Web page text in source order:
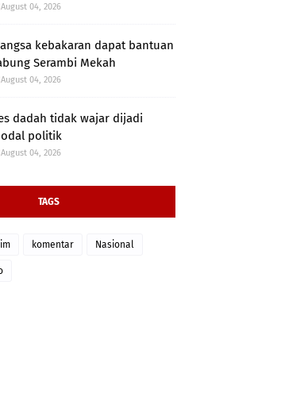
August 04, 2026
kebakaran dapat bantuan
Serambi Mekah
August 04, 2026
dadah tidak wajar dijadi
politik
August 04, 2026
TAGS
komentar Nasional